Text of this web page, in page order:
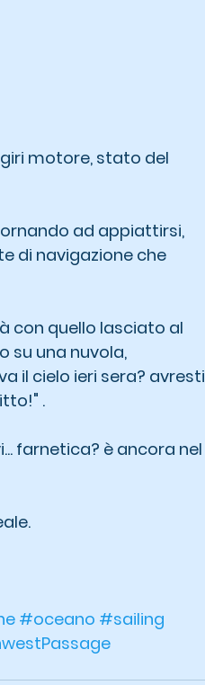
motore, stato del
ad appiattirsi,
di navigazione che
con quello lasciato al
su una nuvola,
il cielo ieri sera? avresti
.
farnetica? è ancora nel
#oceano #sailing